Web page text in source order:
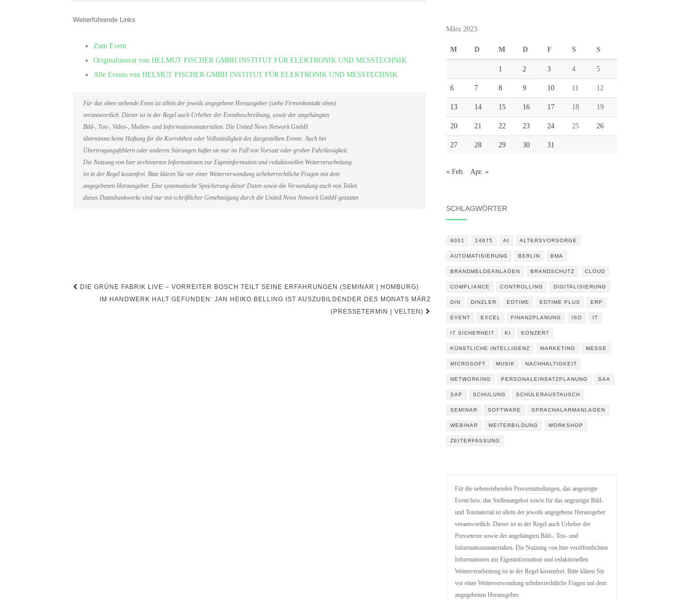
Weiterführende Links
Zum Event
Originalinserat von HELMUT FISCHER GMBH INSTITUT FÜR ELEKTRONIK UND MESSTECHNIK
Alle Events von HELMUT FISCHER GMBH INSTITUT FÜR ELEKTRONIK UND MESSTECHNIK
Für das oben stehende Event ist allein der jeweils angegebene Herausgeber (siehe Firmenkontakt oben)
verantwortlich. Dieser ist in der Regel auch Urheber der Eventbeschreibung, sowie der angehängten
Bild-, Ton-, Video-, Medien- und Informationsmaterialien. Die United News Network GmbH
übernimmt keine Haftung für die Korrektheit oder Vollständigkeit des dargestellten Events. Auch bei
Übertragungsfehlern oder anderen Störungen haftet sie nur im Fall von Vorsatz oder grober Fahrlässigkeit.
Die Nutzung von hier archivierten Informationen zur Eigeninformation und redaktionellen Weiterverarbeitung
ist in der Regel kostenfrei. Bitte klären Sie vor einer Weiterverwendung urheberrechtliche Fragen mit dem
angegebenen Herausgeber. Eine systematische Speicherung dieser Daten sowie die Verwendung auch von Teilen
dieses Datenbankwerks sind nur mit schriftlicher Genehmigung durch die United News Network GmbH gestattet
Beitragsnavigation
DIE GRÜNE FABRIK LIVE – VORREITER BOSCH TEILT SEINE ERFAHRUNGEN (SEMINAR | HOMBURG)
IM HANDWERK HALT GEFUNDEN: JAN HEIKO BELLING IST AUSZUBILDENDER DES MONATS MÄRZ
(PRESSETERMIN | VELTEN)
März 2023
M D M D F S S
1 2 3 4 5
6 7 8 9 10 11 12
13 14 15 16 17 18 19
20 21 22 23 24 25 26
27 28 29 30 31
« Feb. Apr. »
SCHLAGWÖRTER
9001 14675 AI ALTERSVORSORGE
AUTOMATISIERUNG BERLIN BMA
BRANDMELDEANLAGEN BRANDSCHUTZ CLOUD
COMPLIANCE CONTROLLING DIGITALISIERUNG
DIN DINZLER EDTIME EDTIME PLUS ERP
EVENT EXCEL FINANZPLANUNG ISO IT
IT SICHERHEIT KI KONZERT
KÜNSTLICHE INTELLIGENZ MARKETING MESSE
MICROSOFT MUSIK NACHHALTIGKEIT
NETWORKING PERSONALEINSATZPLANUNG SAA
SAP SCHULUNG SCHÜLERAUSTAUSCH
SEMINAR SOFTWARE SPRACHALARMANLAGEN
WEBINAR WEITERBILDUNG WORKSHOP
ZEITERFASSUNG
Für die nebenstehenden Pressemitteilungen, das angezeigte
Event bzw. das Stellenangebot sowie für das angezeigte Bild-
und Tonmaterial ist allein der jeweils angegebene Herausgeber
verantwortlich. Dieser ist in der Regel auch Urheber der
Pressetexte sowie der angehängten Bild-, Ton- und
Informationsmaterialien. Die Nutzung von hier veröffentlichten
Informationen zur Eigeninformation und redaktionellen
Weiterverarbeitung ist in der Regel kostenfrei. Bitte klären Sie
vor einer Weiterverwendung urheberrechtliche Fragen mit dem
angegebenen Herausgeber.